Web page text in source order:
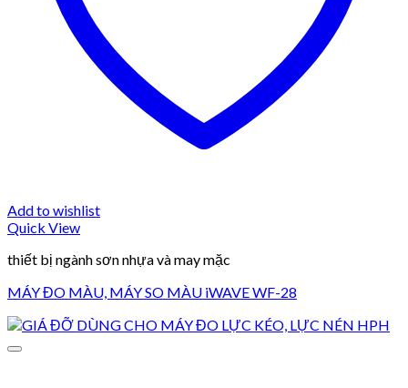
Add to wishlist
Quick View
thiết bị ngành sơn nhựa và may mặc
MÁY ĐO MÀU, MÁY SO MÀU iWAVE WF-28